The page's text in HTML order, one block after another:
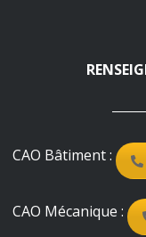
CAO Bâtiment :
CAO Mécanique :